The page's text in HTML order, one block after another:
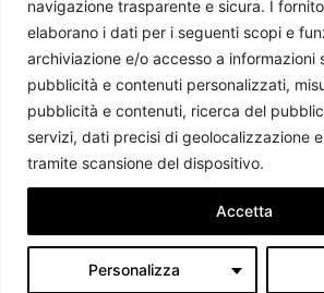
navigazione trasparente e sicura. I
elaborano i dati per i seguenti scopi e
archiviazione e/o accesso a informazioni
pubblicità e contenuti personalizzati,
pubblicità e contenuti, ricerca del
servizi, dati precisi di geolocalizzazione
tramite scansione del dispositivo.
Personalizza
Accetta
Seguici
Le opinioni espresse dagli autori potrebbero
Il Caffè Geopolitico Ed. 2026 -Contenuti